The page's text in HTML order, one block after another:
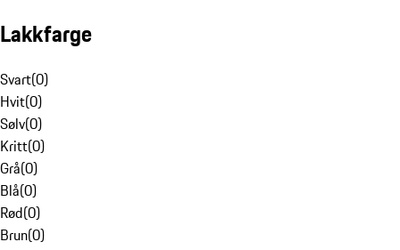
Lakkfarge
Svart(0)
Hvit(0)
Sølv(0)
Kritt(0)
Grå(0)
Blå(0)
Rød(0)
Brun(0)